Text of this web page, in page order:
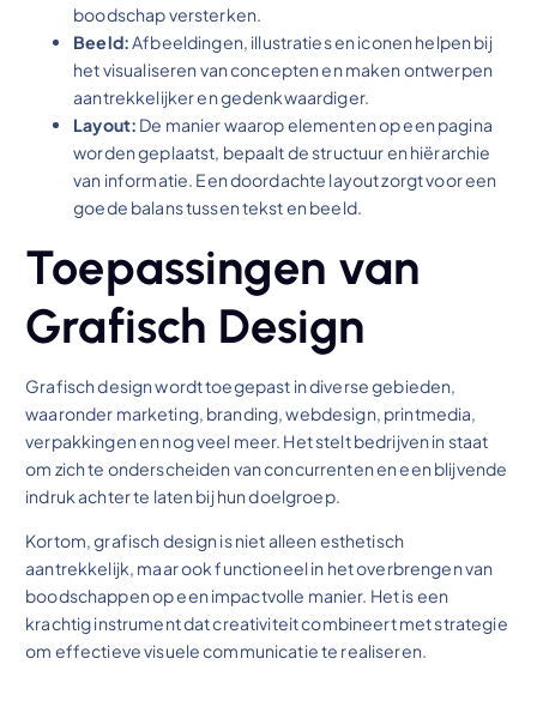
boodschap versterken.
Beeld:Afbeeldingen, illustraties en iconen helpen bij
het visualiseren van concepten en maken ontwerpen
aantrekkelijker en gedenkwaardiger.
Layout: De manier waarop elementen op een pagina
worden geplaatst, bepaalt de structuur en hiërarchie
van informatie. Een doordachte layout zorgt voor een
goede balans tussen tekst en beeld.
Toepassingen van
Grafisch Design
Grafisch design wordt toegepast in diverse gebieden,
waaronder marketing, branding, webdesign, printmedia,
verpakkingen en nog veel meer. Het stelt bedrijven in staat
om zich te onderscheiden van concurrenten en een blijvende
indruk achter te laten bij hun doelgroep.
Kortom, grafisch design is niet alleen esthetisch
aantrekkelijk, maar ook functioneel in het overbrengen van
boodschappen op een impactvolle manier. Het is een
krachtig instrument dat creativiteit combineert met strategie
om effectieve visuele communicatie te realiseren.